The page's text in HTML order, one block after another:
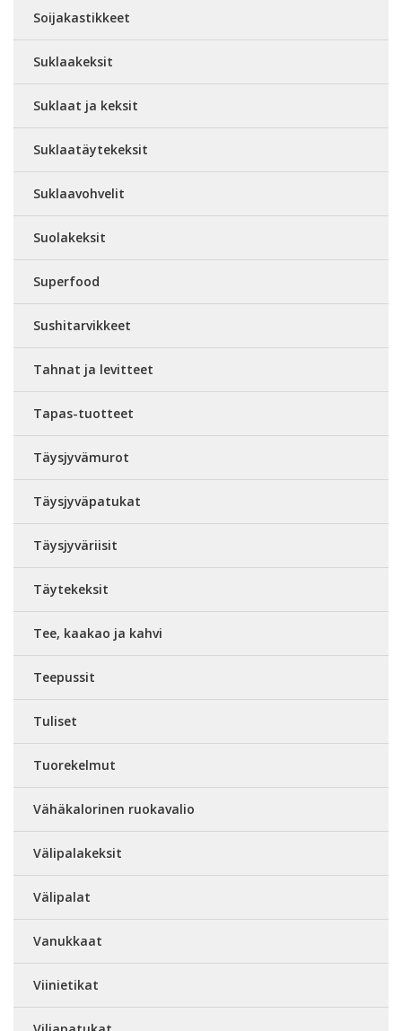
Soijakastikkeet
Suklaakeksit
Suklaat ja keksit
Suklaatäytekeksit
Suklaavohvelit
Suolakeksit
Superfood
Sushitarvikkeet
Tahnat ja levitteet
Tapas-tuotteet
Täysjyvämurot
Täysjyväpatukat
Täysjyväriisit
Täytekeksit
Tee, kaakao ja kahvi
Teepussit
Tuliset
Tuorekelmut
Vähäkalorinen ruokavalio
Välipalakeksit
Välipalat
Vanukkaat
Viinietikat